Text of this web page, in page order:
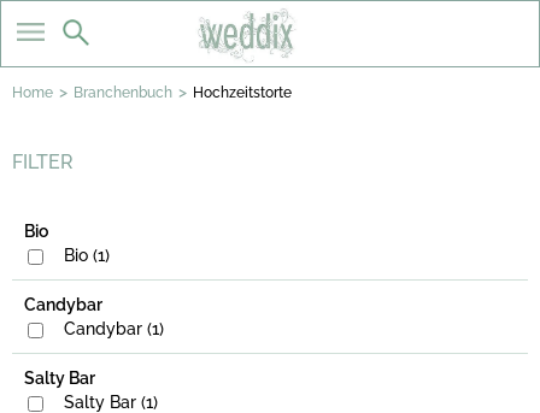
Home > Branchenbuch > Hochzeitstorte
FILTER
Bio
Bio (1)
Candybar
Candybar (1)
Salty Bar
Salty Bar (1)